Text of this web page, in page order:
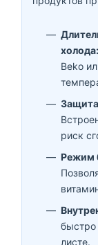
холода:
Beko
риск
Режим
быстро
листе.